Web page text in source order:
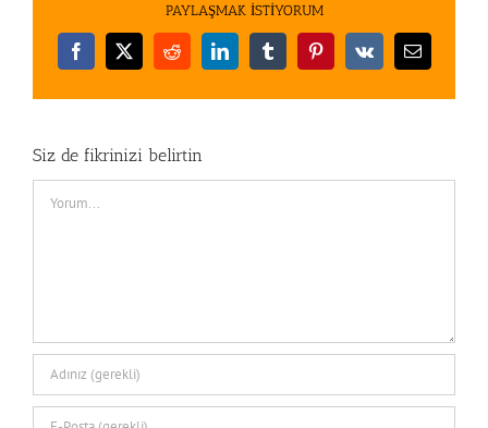
PAYLAŞMAK İSTİYORUM
Facebook
X RedditLinkedInTumblrPinterest
Vk
E-
Siz de fikrinizi belirtin